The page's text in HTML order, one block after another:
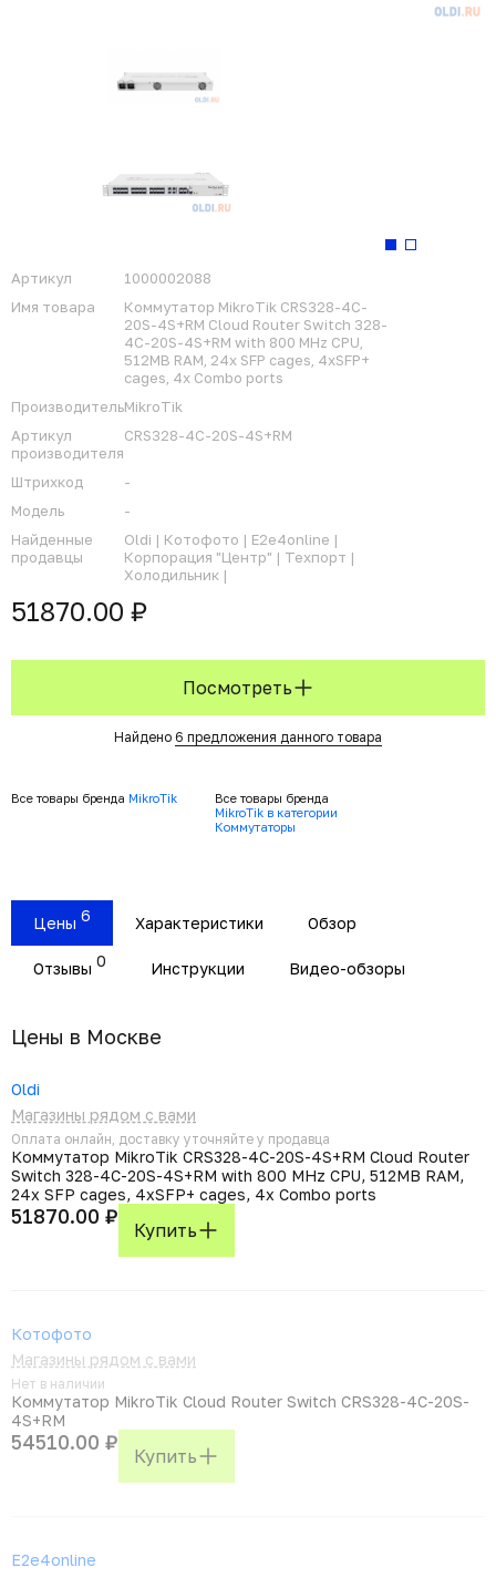
Артикул
1000002088
Имя товара
Коммутатор MikroTik CRS328-4C-
20S-4S+RM Cloud Router Switch 328-
4C-20S-4S+RM with 800 MHz CPU,
512MB RAM, 24x SFP cages, 4xSFP+
cages, 4x Combo ports
ПроизводительMikroTik
Артикул
производителя
CRS328-4C-20S-4S+RM
Штрихкод
-
Модель
-
Найденные
продавцы
Oldi | Котофото | E2e4online |
Корпорация "Центр" | Техпорт |
Холодильник |
51870.00 ₽
Посмотреть
Найдено 6 предложения данного товара
Все товары бренда MikroTik
Все товары бренда
MikroTik в категории
Коммутаторы
Цены 6 Характеристики Обзор
Отзывы 0 Инструкции Видео-обзоры
Цены в Москвe
Oldi
Магазины рядом с вами
Оплата онлайн, доставку уточняйте у продавца
Коммутатор MikroTik CRS328-4C-20S-4S+RM Cloud Router
Switch 328-4C-20S-4S+RM with 800 MHz CPU, 512MB RAM,
24x SFP cages, 4xSFP+ cages, 4x Combo ports
51870.00 ₽
Купить
Котофото
Магазины рядом с вами
Нет в наличии
Коммутатор MikroTik Cloud Router Switch CRS328-4C-20S-
4S+RM
54510.00 ₽
Купить
E2e4online